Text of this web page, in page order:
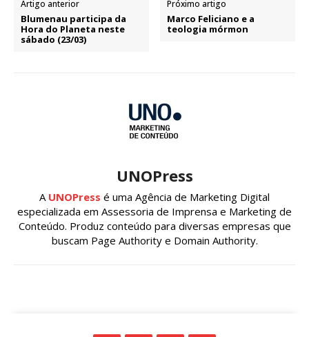
Artigo anterior
Blumenau participa da
Hora do Planeta neste
sábado (23/03)
Próximo artigo
Marco Feliciano e a
teologia mórmon
UNOPress
A UNOPress é uma Agência de Marketing Digital
especializada em Assessoria de Imprensa e Marketing de
Conteúdo. Produz conteúdo para diversas empresas que
buscam Page Authority e Domain Authority.